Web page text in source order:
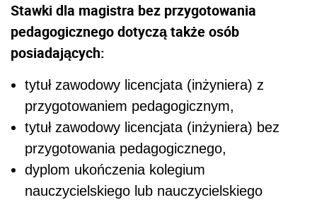
Stawki dla magistra bez przygotowania
pedagogicznego dotyczą także osób
posiadających:
tytuł zawodowy licencjata (inżyniera) z
przygotowaniem pedagogicznym,
tytuł zawodowy licencjata (inżyniera) bez
przygotowania pedagogicznego,
dyplom ukończenia kolegium
nauczycielskiego lub nauczycielskiego